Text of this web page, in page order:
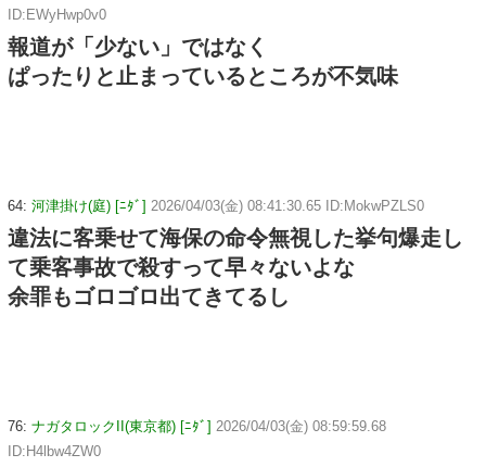
ID:EWyHwp0v0
報道が「少ない」ではなく
ぱったりと止まっているところが不気味
64: 河津掛け(庭) [ﾆﾀﾞ] 2026/04/03(金) 08:41:30.65 ID:MokwPZLS0
違法に客乗せて海保の命令無視した挙句爆走し
て乗客事故で殺すって早々ないよな
余罪もゴロゴロ出てきてるし
76: ナガタロックII(東京都) [ﾆﾀﾞ] 2026/04/03(金) 08:59:59.68
ID:H4lbw4ZW0